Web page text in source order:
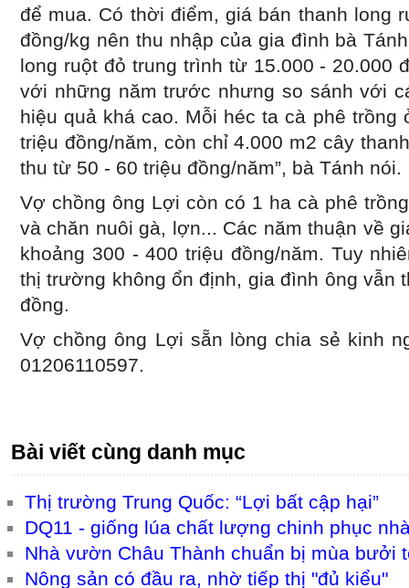
để mua. Có thời điểm, giá bán thanh long
đồng/kg nên thu nhập của gia đình bà
long ruột đỏ trung trình từ 15.000 - 20.000
với những năm trước nhưng so sánh với
hiệu quả khá cao. Mỗi héc ta cà phê trồng
triệu đồng/năm, còn chỉ 4.000 m2 cây
thu từ 50 - 60 triệu đồng/năm”, bà Tánh nói.
Vợ chồng ông Lợi còn có 1 ha cà phê
và chăn nuôi gà, lợn... Các năm thuận về
khoảng 300 - 400 triệu đồng/năm. Tuy
thị trường không ổn định, gia đình ông vẫn
đồng.
Vợ chồng ông Lợi sẵn lòng chia sẻ kinh
01206110597.
Bài viết cùng danh mục
Thị trường Trung Quốc: “Lợi bất cập hại”
DQ11 - giống lúa chất lượng chinh phục
Nhà vườn Châu Thành chuẩn bị mùa bưởi
Nông sản có đầu ra, nhờ tiếp thị "đủ kiểu"